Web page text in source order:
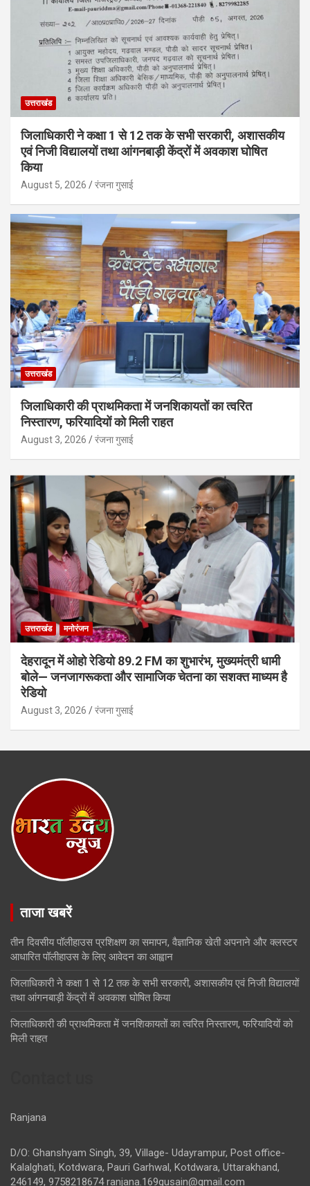
उत्तराखंड
जिलाधिकारी ने कक्षा 1 से 12 तक के सभी सरकारी, अशासकीय
एवं निजी विद्यालयों तथा आंगनबाड़ी केंद्रों में अवकाश घोषित
किया
August 5, 2026 रंजना गुसाई
उत्तराखंड
जिलाधिकारी की प्राथमिकता में जनशिकायतों का त्वरित
निस्तारण, फरियादियों को मिली राहत
August 3, 2026 रंजना गुसाई
उत्तराखंड मनोरंजन
देहरादून में ओहो रेडियो 89.2 FM का शुभारंभ, मुख्यमंत्री धामी
बोले— जनजागरूकता और सामाजिक चेतना का सशक्त माध्यम है
रेडियो
August 3, 2026 रंजना गुसाई
ताजा खबरें
तीन दिवसीय पॉलीहाउस प्रशिक्षण का समापन, वैज्ञानिक खेती अपनाने और क्लस्टर
आधारित पॉलीहाउस के लिए आवेदन का आह्वान
जिलाधिकारी ने कक्षा 1 से 12 तक के सभी सरकारी, अशासकीय एवं निजी विद्यालयों
तथा आंगनबाड़ी केंद्रों में अवकाश घोषित किया
जिलाधिकारी की प्राथमिकता में जनशिकायतों का त्वरित निस्तारण, फरियादियों को
मिली राहत
Ranjana
D/O: Ghanshyam Singh, 39, Village- Udayrampur, Post office-
Kalalghati, Kotdwara, Pauri Garhwal, Kotdwara, Uttarakhand,
246149, 9758218674ranjana.169gusain@gmail.com